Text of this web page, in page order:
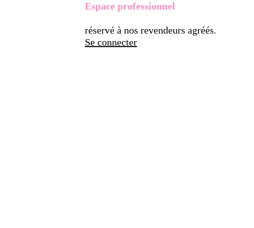
Espace professionnel
réservé à nos revendeurs agréés.
Se connecter